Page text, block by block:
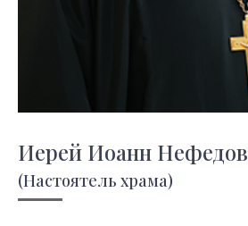
Иерей Иоанн Нефедов
(Настоятель храма)